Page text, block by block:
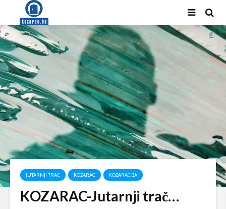
JUTARNJI TRAC KOZARAC KOZARAC.BA
KOZARAC-Jutarnji trač…